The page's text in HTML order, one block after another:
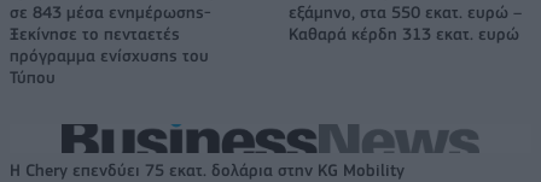
σε 843 μέσα ενημέρωσης-
Ξεκίνησε το πενταετές
πρόγραμμα ενίσχυσης του
Τύπου
εξάμηνο, στα 550 εκατ. ευρώ –
Καθαρά κέρδη 313 εκατ. ευρώ
Η Chery επενδύει 75 εκατ. δολάρια στην KG Mobility